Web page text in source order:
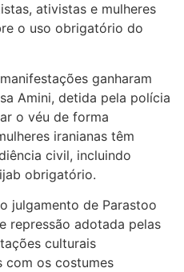
ativistas e mulheres
o uso obrigatório do
ganharam
Amini, detida pela polícia
o véu de forma
iranianas têm
civil, incluindo
obrigatório.
julgamento de Parastoo
repressão adotada pelas
culturais
com os costumes